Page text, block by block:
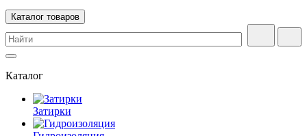
Каталог товаров
Каталог
Затирки